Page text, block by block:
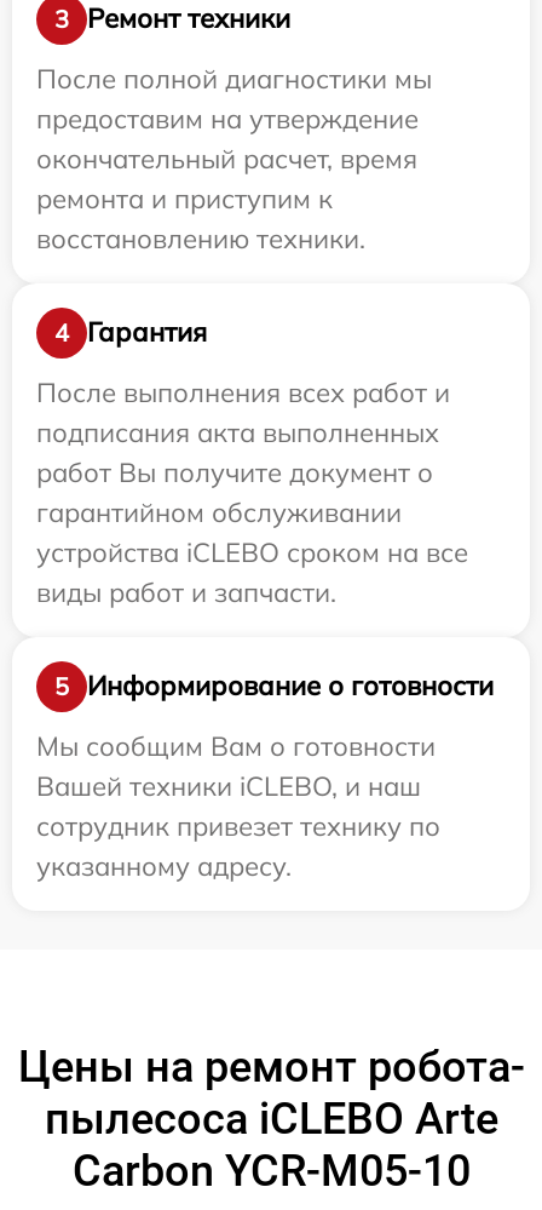
3
Ремонт техники
После полной диагностики мы
предоставим на утверждение
окончательный расчет, время
ремонта и приступим к
восстановлению техники.
4
Гарантия
После выполнения всех работ и
подписания акта выполненных
работ Вы получите документ о
гарантийном обслуживании
устройства iCLEBO сроком на все
виды работ и запчасти.
5
Информирование о готовности
Мы сообщим Вам о готовности
Вашей техники iCLEBO, и наш
сотрудник привезет технику по
указанному адресу.
Цены на ремонт робота-
пылесоса iCLEBO Arte
Carbon YCR-M05-10